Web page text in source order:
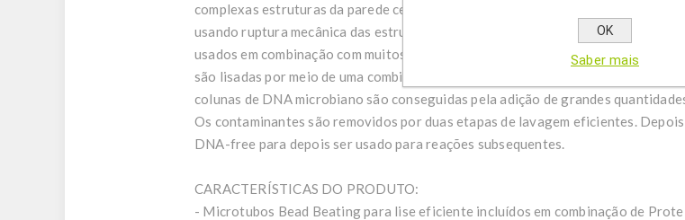
complexas estruturas da parede celular. O Kit de Extração de DNA microbiano
usando ruptura mecânica das estruturas da parede celular com grânulos
usados ​​em combinação com muitos dispositivos disruptivos compatíveis.
são lisadas por meio de uma combinação de forças mecânicas, calor e
colunas de DNA microbiano são conseguidas pela adição de grandes
Os contaminantes são removidos por duas etapas de lavagem eficientes.
DNA-free para depois ser usado para reações subsequentes.
CARACTERÍSTICAS DO PRODUTO:
- Microtubos Bead Beating para lise eficiente incluídos em combinação de
OK
Saber mais